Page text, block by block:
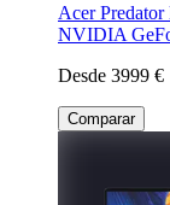
Acer
NVIDIA
Desde 3999 €
Comparar